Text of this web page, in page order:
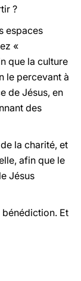
?
espaces
«
que la culture
le percevant à
de Jésus, en
des
la charité, et
afin que le
Jésus
Et